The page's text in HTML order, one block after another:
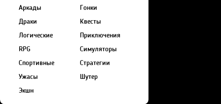
Аркады
Гонки
Драки
Квесты
Логические
Приключения
RPG
Симуляторы
Спортивные
Стратегии
Ужасы
Шутер
Экшн